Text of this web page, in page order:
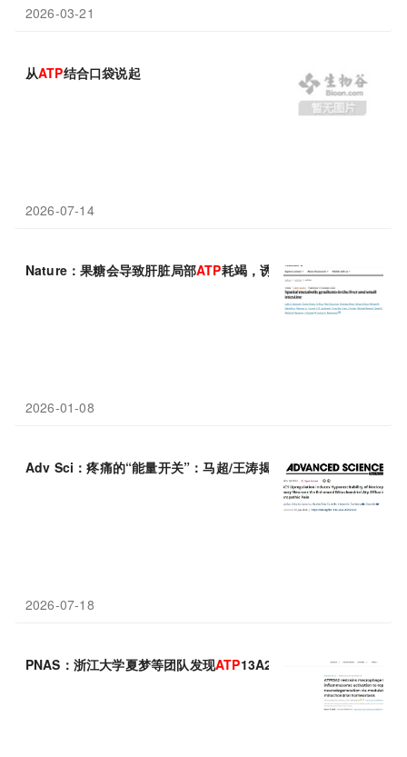
2026-03-21
从ATP结合口袋说起
2026-07-14
Nature：果糖会导致肝脏局部ATP耗竭，诱发脂肪肝
2026-01-08
Adv Sci：疼痛的“能量开关”：马超/王涛揭示VDAC1通过线粒体
2026-07-18
PNAS：浙江大学夏梦等团队发现ATP13A2基因突变可致巨噬细